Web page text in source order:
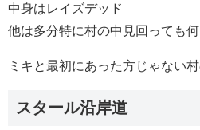
中身はレイズデッド
他は多分特に村の中見回っても
ミキと最初にあった方じゃない
スタール沿岸道